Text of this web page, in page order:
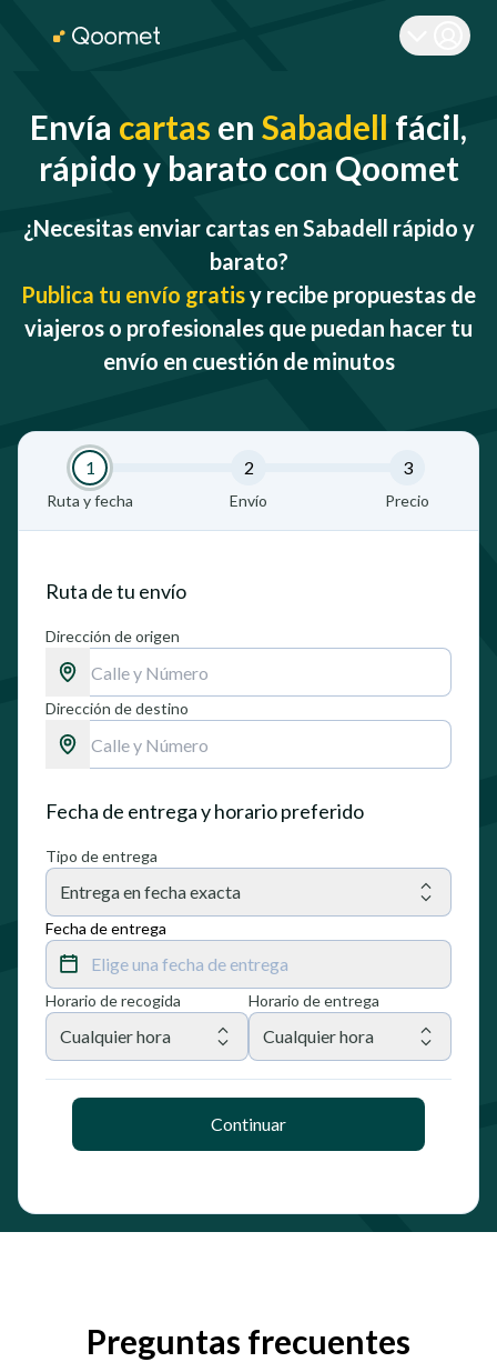
Envía cartas en Sabadell fácil,
rápido y barato con Qoomet
¿Necesitas enviar cartas en Sabadell rápido y
barato?
Publica tu envío gratisy recibe propuestas de
viajeros o profesionales que puedan hacer tu
envío en cuestión de minutos
1
Ruta y fecha
2
Envío
3
Precio
Ruta de tu envío
Dirección de origen
Dirección de destino
Fecha de entrega y horario preferido
Tipo de entrega
Entrega en fecha exacta
Fecha de entrega
Elige una fecha de entrega
Horario de recogida
Cualquier hora
Horario de entrega
Cualquier hora
Continuar
Preguntas frecuentes